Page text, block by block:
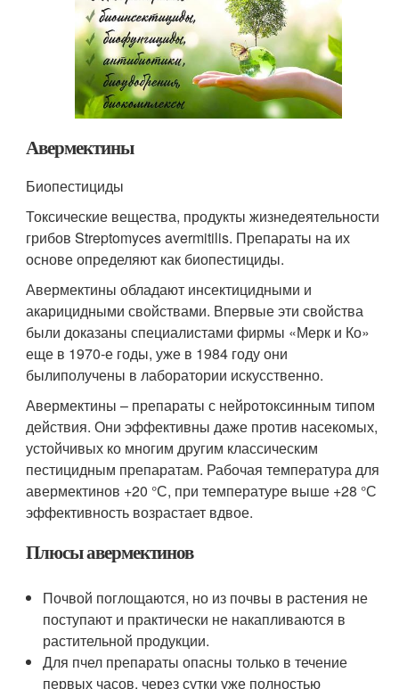
Авермектины
Биопестициды
Токсические вещества, продукты жизнедеятельности
грибов Streptomyces avermitilis. Препараты на их
основе определяют как биопестициды.
Авермектины обладают инсектицидными и
акарицидными свойствами. Впервые эти свойства
были доказаны специалистами фирмы «Мерк и Ко»
еще в 1970-е годы, уже в 1984 году они
былиполучены в лаборатории искусственно.
Авермектины – препараты с нейротоксинным типом
действия. Они эффективны даже против насекомых,
устойчивых ко многим другим классическим
пестицидным препаратам. Рабочая температура для
авермектинов +20 °С, при температуре выше +28 °С
эффективность возрастает вдвое.
Плюсы авермектинов
Почвой поглощаются, но из почвы в растения не
поступают и практически не накапливаются в
растительной продукции.
Для пчел препараты опасны только в течение
первых часов, через сутки уже полностью